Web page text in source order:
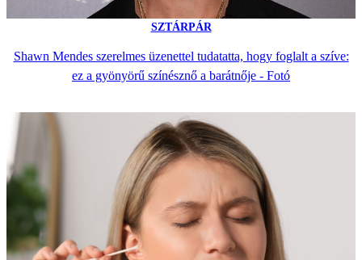
SZTÁRPÁR
Shawn Mendes szerelmes üzenettel tudatatta, hogy foglalt a szíve:
ez a gyönyörű színésznő a barátnője - Fotó